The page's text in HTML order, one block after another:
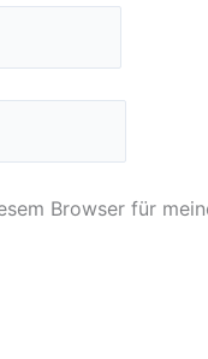
Browser für